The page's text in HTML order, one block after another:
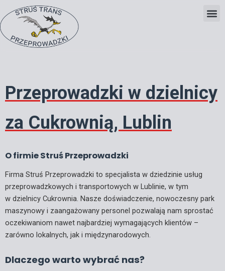
to
content
Przeprowadzki w dzielnicy
za Cukrownią, Lublin
O firmie Struś Przeprowadzki
Firma Struś Przeprowadzki to specjalista w dziedzinie usług
przeprowadzkowych i transportowych w Lublinie, w tym
w dzielnicy Cukrownia. Nasze doświadczenie, nowoczesny park
maszynowy i zaangażowany personel pozwalają nam sprostać
oczekiwaniom nawet najbardziej wymagających klientów –
zarówno lokalnych, jak i międzynarodowych.
Dlaczego warto wybrać nas?